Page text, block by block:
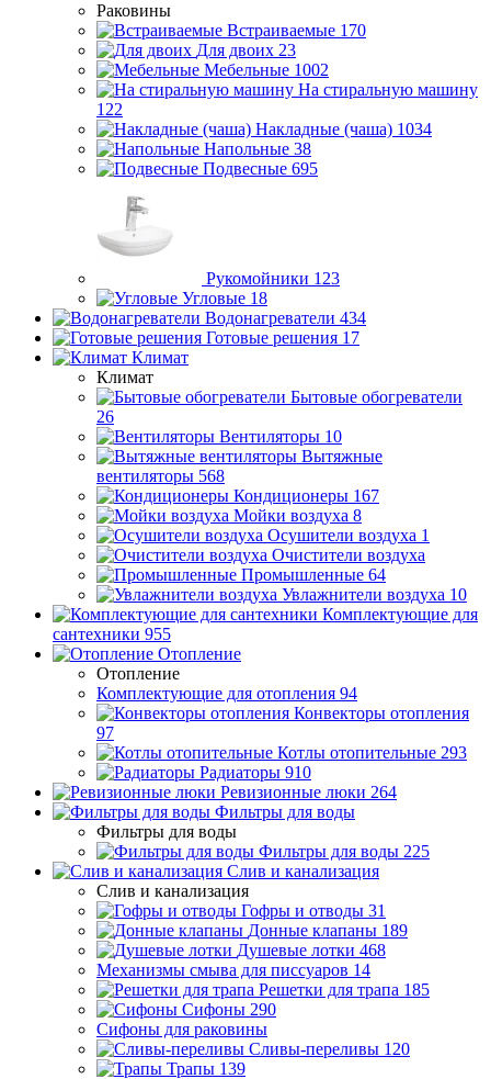
Раковины
Встраиваемые 170
Для двоих 23
Мебельные 1002
На стиральную машину
122
Накладные (чаша) 1034
Напольные 38
Подвесные 695
Рукомойники 123
Угловые 18
Водонагреватели 434
Готовые решения 17
Климат
Климат
Бытовые обогреватели
26
Вентиляторы 10
Вытяжные
вентиляторы 568
Кондиционеры 167
Мойки воздуха 8
Осушители воздуха 1
Очистители воздуха
Промышленные 64
Увлажнители воздуха 10
Комплектующие для
сантехники 955
Отопление
Отопление
Комплектующие для отопления 94
Конвекторы отопления
97
Котлы отопительные 293
Радиаторы 910
Ревизионные люки 264
Фильтры для воды
Фильтры для воды
Фильтры для воды 225
Слив и канализация
Слив и канализация
Гофры и отводы 31
Донные клапаны 189
Душевые лотки 468
Механизмы смыва для писсуаров 14
Решетки для трапа 185
Сифоны 290
Сифоны для раковины
Сливы-переливы 120
Трапы 139